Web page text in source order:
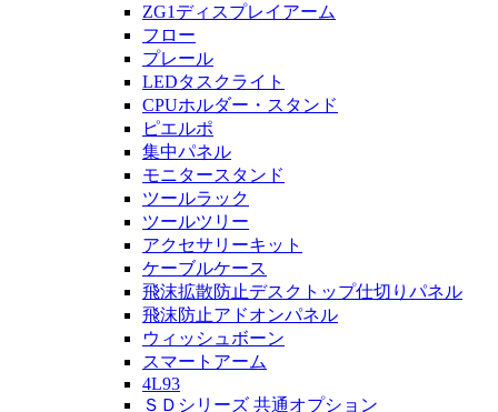
ZG1ディスプレイアーム
フロー
プレール
LEDタスクライト
CPUホルダー・スタンド
ピエルポ
集中パネル
モニタースタンド
ツールラック
ツールツリー
アクセサリーキット
ケーブルケース
飛沫拡散防止デスクトップ仕切りパネル
飛沫防止アドオンパネル
ウィッシュボーン
スマートアーム
4L93
ＳＤシリーズ 共通オプション